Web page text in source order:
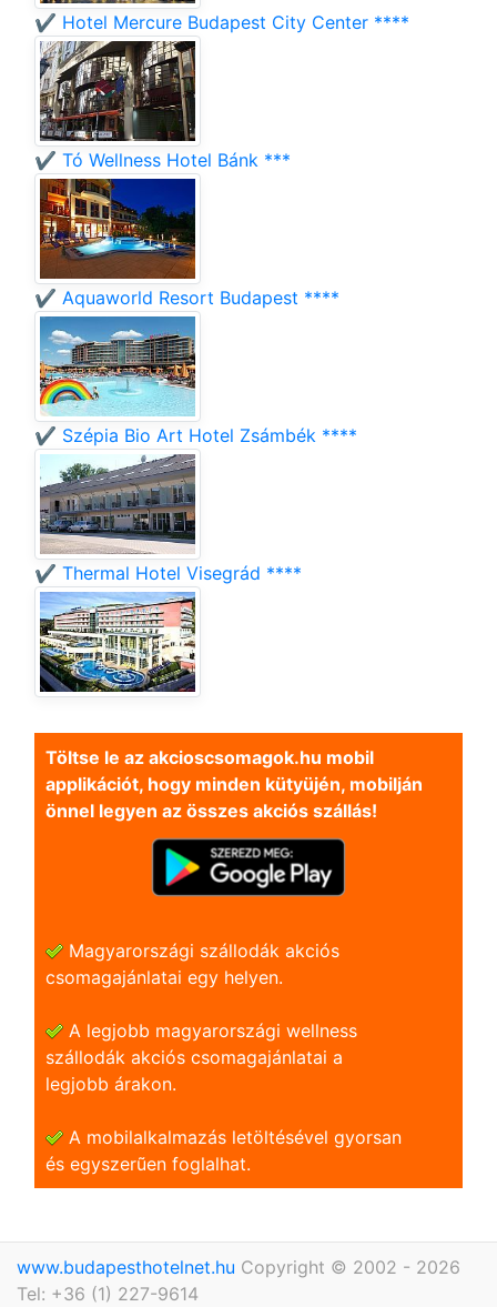
✔️ Hotel Mercure Budapest City Center ****
✔️ Tó Wellness Hotel Bánk ***
✔️ Aquaworld Resort Budapest ****
✔️ Szépia Bio Art Hotel Zsámbék ****
✔️ Thermal Hotel Visegrád ****
Töltse le az akcioscsomagok.hu mobil
applikációt, hogy minden kütyüjén, mobilján
önnel legyen az összes akciós szállás!
Magyarországi szállodák akciós
csomagajánlatai egy helyen.
A legjobb magyarországi wellness
szállodák akciós csomagajánlatai a
legjobb árakon.
A mobilalkalmazás letöltésével gyorsan
és egyszerũen foglalhat.
www.budapesthotelnet.hu Copyright © 2002 - 2026
Tel: +36 (1) 227-9614